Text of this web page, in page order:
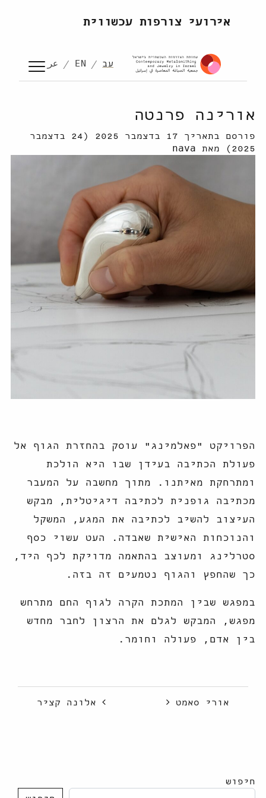
אירועי צורפות עכשווית
עב EN عر
אורינה פרנטה
פורסם בתאריך 17 בדצמבר 2025
(24 בדצמבר
2025)
מאת nava
הפרויקט "פאלמינג" עוסק בהחזרת הגוף אל
פעולת הכתיבה בעידן שבו היא הולכת
ומתרחקת מאיתנו. מתוך מחשבה על המעבר
מכתיבה גופנית לכתיבה דיגיטלית, מבקש
העיצוב להשיב לכתיבה את המגע, המשקל
והנוכחות האישית שאבדה. העט עשוי כסף
סטרלינג ומעוצב בהתאמה מדויקת לכף היד,
כך שהחפץ והגוף נטמעים זה בזה.
במפגש שבין המתכת הקרה לגוף החם מתרחש
מפגש, המבקש לגלם את הרצון לחבר מחדש
בין אדם, פעולה וחומר.
ניווט
אורי סאמט אלונה קציר
חיפוש